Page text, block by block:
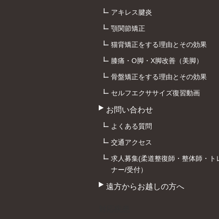
アキレス腱炎
顎関節矯正
猫背矯正をする理由とその効果
膝痛・O脚・X脚改善（美脚）
骨盤矯正をする理由とその効果
セルフエクササイズ復習動画
お問い合わせ
よくある質問
交通アクセス
求人募集(柔道整復師・整体師・ト
ナー/受付）
遠方からお越しの方へ